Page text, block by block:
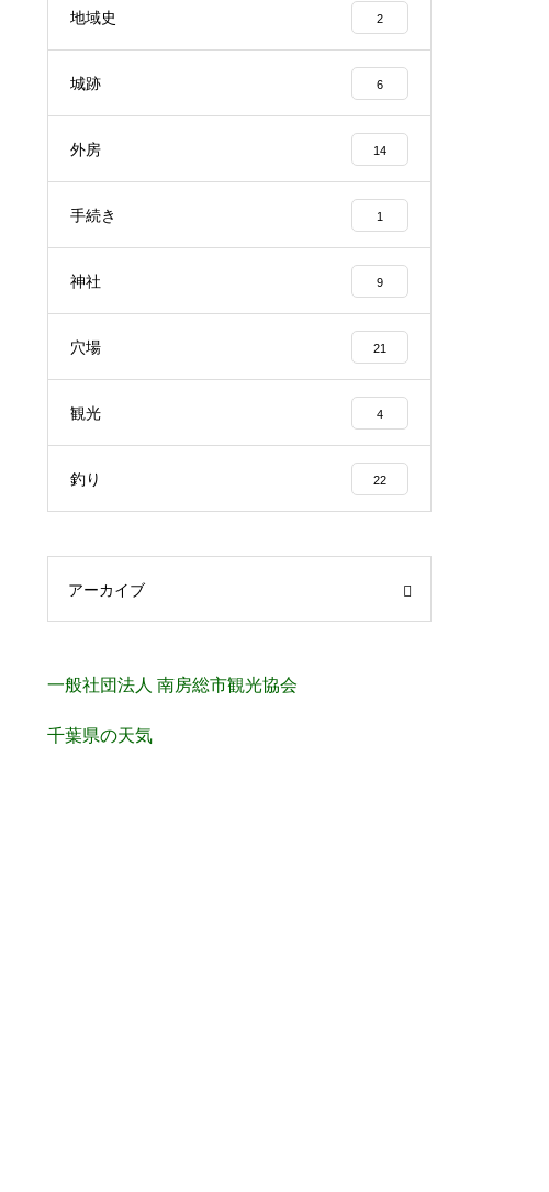
地域史 2
城跡 6
外房 14
手続き 1
神社 9
穴場 21
観光 4
釣り 22
アーカイブ
一般社団法人 南房総市観光協会
千葉県の天気